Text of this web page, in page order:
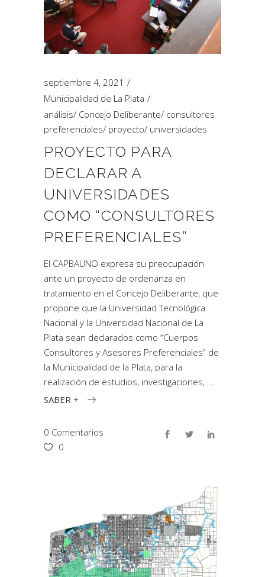
septiembre 4, 2021
Municipalidad de La Plata
análisis/ Concejo Deliberante/ consultores
preferenciales/ proyecto/ universidades
PROYECTO PARA
DECLARAR A
UNIVERSIDADES
COMO “CONSULTORES
PREFERENCIALES”
El CAPBAUNO expresa su preocupación
ante un proyecto de ordenanza en
tratamiento en el Concejo Deliberante, que
propone que la Universidad Tecnológica
Nacional y la Universidad Nacional de La
Plata sean declarados como “Cuerpos
Consultores y Asesores Preferenciales” de
la Municipalidad de la Plata, para la
realización de estudios, investigaciones,
SABER +
0 Comentarios
0